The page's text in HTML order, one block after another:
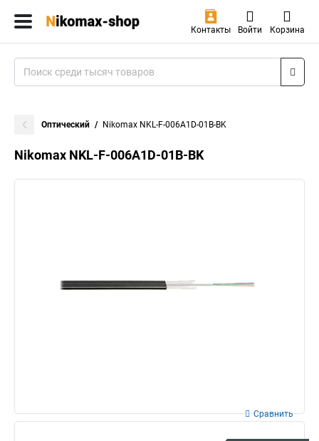
Контакты Войти Корзина
Оптический Nikomax NKL-F-006A1D-01B-BK
Nikomax NKL-F-006A1D-01B-BK
Сравнить